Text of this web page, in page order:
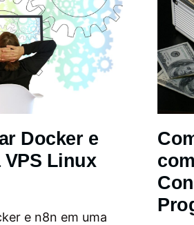
Docker e
VPS Linux
e n8n em uma